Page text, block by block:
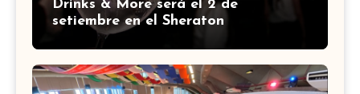
Drinks & More será el 2 de
setiembre en el Sheraton